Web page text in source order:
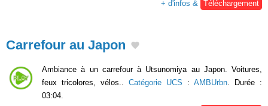
+ d'infos & Téléchargement
Carrefour au Japon
Ambiance à un carrefour à Utsunomiya au Japon. Voitures,
feux tricolores, vélos.. Catégorie UCS : AMBUrbn . Durée :
03:04.